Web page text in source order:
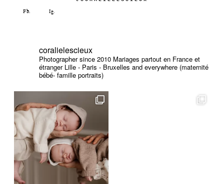
coralielescieux
Photographer since 2010 Mariages partout en France et
étranger Lille - Paris - Bruxelles and everywhere (maternité
bébé- famille portraits)